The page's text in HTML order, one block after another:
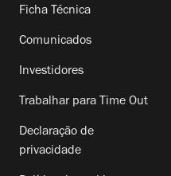
Ficha Técnica
Comunicados
Investidores
Trabalhar para Time Out
Declaração de
privacidade